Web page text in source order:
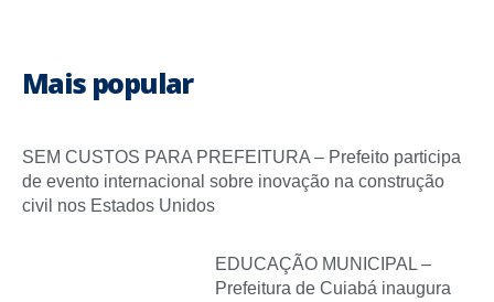
Mais popular
SEM CUSTOS PARA PREFEITURA – Prefeito participa
de evento internacional sobre inovação na construção
civil nos Estados Unidos
EDUCAÇÃO MUNICIPAL –
Prefeitura de Cuiabá inaugura